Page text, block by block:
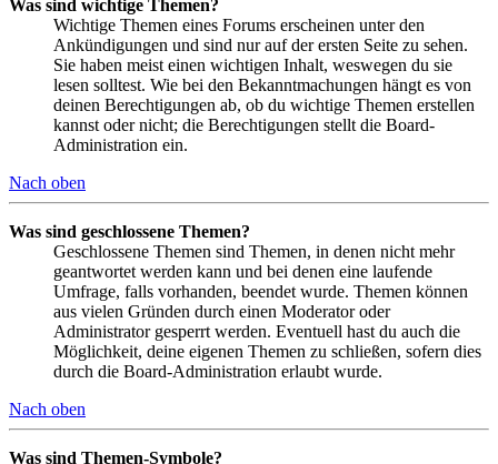
Was sind wichtige Themen?
Wichtige Themen eines Forums erscheinen unter den
Ankündigungen und sind nur auf der ersten Seite zu sehen.
Sie haben meist einen wichtigen Inhalt, weswegen du sie
lesen solltest. Wie bei den Bekanntmachungen hängt es von
deinen Berechtigungen ab, ob du wichtige Themen erstellen
kannst oder nicht; die Berechtigungen stellt die Board-
Administration ein.
Nach oben
Was sind geschlossene Themen?
Geschlossene Themen sind Themen, in denen nicht mehr
geantwortet werden kann und bei denen eine laufende
Umfrage, falls vorhanden, beendet wurde. Themen können
aus vielen Gründen durch einen Moderator oder
Administrator gesperrt werden. Eventuell hast du auch die
Möglichkeit, deine eigenen Themen zu schließen, sofern dies
durch die Board-Administration erlaubt wurde.
Nach oben
Was sind Themen-Symbole?